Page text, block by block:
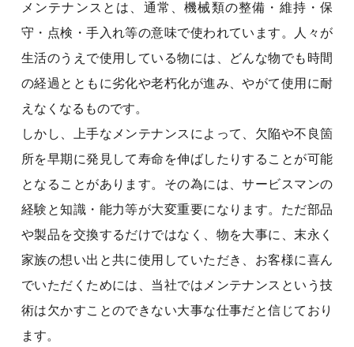
メンテナンスとは、通常、機械類の整備・維持・保
守・点検・手入れ等の意味で使われています。人々が
生活のうえで使用している物には、どんな物でも時間
の経過とともに劣化や老朽化が進み、やがて使用に耐
えなくなるものです。
しかし、上手なメンテナンスによって、欠陥や不良箇
所を早期に発見して寿命を伸ばしたりすることが可能
となることがあります。その為には、サービスマンの
経験と知識・能力等が大変重要になります。ただ部品
や製品を交換するだけではなく、物を大事に、末永く
家族の想い出と共に使用していただき、お客様に喜ん
でいただくためには、当社ではメンテナンスという技
術は欠かすことのできない大事な仕事だと信じており
ます。